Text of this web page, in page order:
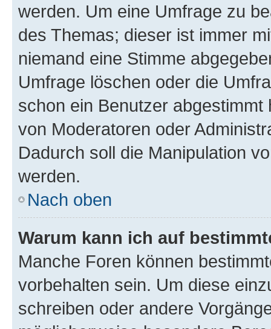
werden. Um eine Umfrage zu
des Themas; dieser ist immer
niemand eine Stimme
Umfrage löschen oder die
schon ein Benutzer
von Moderatoren oder
Dadurch soll die Manipulation
werden.
Nach oben
Warum kann ich auf
Manche Foren können
vorbehalten sein. Um diese
schreiben oder andere